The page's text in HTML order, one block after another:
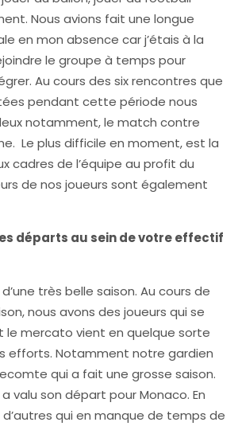
Nous avions fait une longue
en mon absence car j’étais à la
le groupe à temps pour
Au cours des six rencontres que
pendant cette période nous
notamment, le match contre
Le plus difficile en moment, est la
cadres de l’équipe au profit du
de nos joueurs sont également
départs au sein de votre effectif
très belle saison. Au cours de
nous avons des joueurs qui se
le mercato vient en quelque sorte
efforts. Notamment notre gardien
qui a fait une grosse saison.
valu son départ pour Monaco. En
qui en manque de temps de